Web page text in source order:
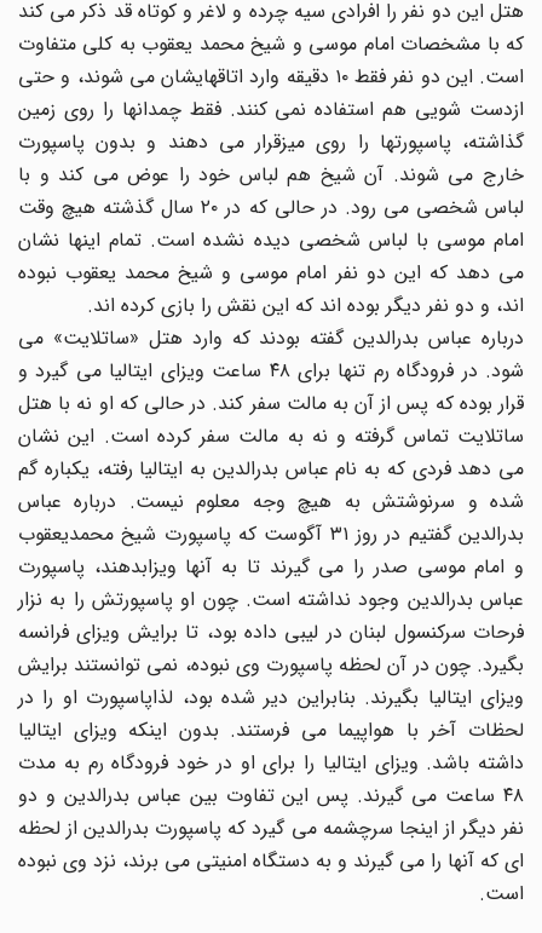
هتل این دو نفر را افرادى سیه چرده و لاغر و کوتاه قد ذکر مى کند
که با مشخصات امام موسى و شیخ محمد یعقوب به کلى متفاوت
است. این دو نفر فقط ۱۰ دقیقه وارد اتاقهایشان مى شوند، و حتى
ازدست شویى هم استفاده نمى کنند. فقط چمدانها را روى زمین
گذاشته، پاسپورتها را روى میزقرار مى دهند و بدون پاسپورت
خارج مى شوند. آن شیخ هم لباس خود را عوض مى کند و با
لباس شخصى مى رود. در حالى که در ۲۰ سال گذشته هیچ وقت
امام موسى با لباس شخصى دیده نشده است. تمام اینها نشان
مى دهد که این دو نفر امام موسى و شیخ محمد یعقوب نبوده
اند، و دو نفر دیگر بوده اند که این نقش را بازى کرده اند.
درباره عباس بدرالدین گفته بودند که وارد هتل «ساتلایت» مى
شود. در فرودگاه رم تنها براى ۴۸ ساعت ویزاى ایتالیا مى گیرد و
قرار بوده که پس از آن به مالت سفر کند. در حالى که او نه با هتل
ساتلایت تماس گرفته و نه به مالت سفر کرده است. این نشان
مى دهد فردى که به نام عباس بدرالدین به ایتالیا رفته، یکباره گم
شده و سرنوشتش به هیچ وجه معلوم نیست. درباره عباس
بدرالدین گفتیم در روز ۳۱ آگوست که پاسپورت شیخ محمدیعقوب
و امام موسى صدر را مى گیرند تا به آنها ویزابدهند، پاسپورت
عباس بدرالدین وجود نداشته است. چون او پاسپورتش را به نزار
فرحات سرکنسول لبنان در لیبى داده بود، تا برایش ویزاى فرانسه
بگیرد. چون در آن لحظه پاسپورت وى نبوده، نمى توانستند برایش
ویزاى ایتالیا بگیرند. بنابراین دیر شده بود، لذاپاسپورت او را در
لحظات آخر با هواپیما مى فرستند. بدون اینکه ویزاى ایتالیا
داشته باشد. ویزاى ایتالیا را براى او در خود فرودگاه رم به مدت
۴۸ ساعت مى گیرند. پس این تفاوت بین عباس بدرالدین و دو
نفر دیگر از اینجا سرچشمه مى گیرد که پاسپورت بدرالدین از لحظه
اى که آنها را مى گیرند و به دستگاه امنیتى مى برند، نزد وى نبوده
است.